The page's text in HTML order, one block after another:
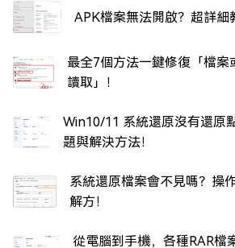
APK檔案無法開啟？超詳細
最全7個方法一鍵修復「檔案
讀取」！
Win10/11 系統還原沒有還原
題與解決方法！
系統還原檔案會不見嗎？操
解方！
從電腦到手機，各種RAR檔